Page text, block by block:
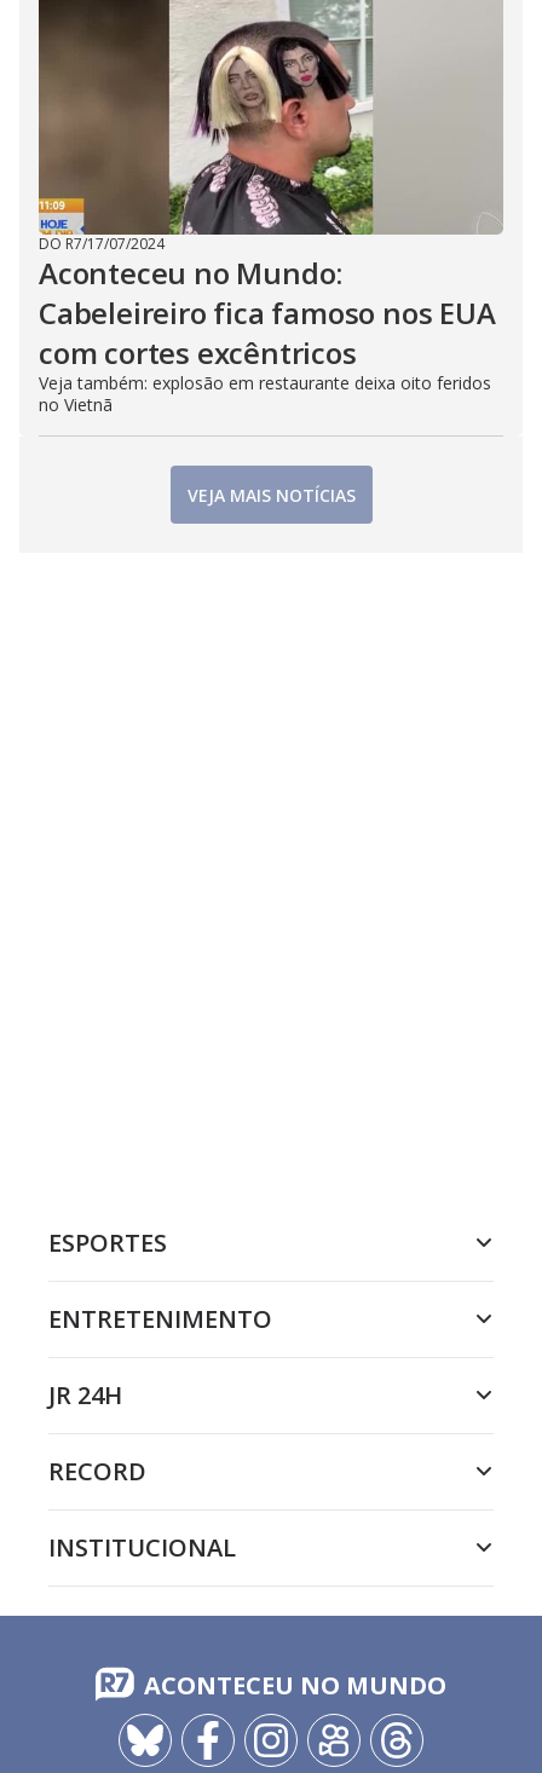
DO R7/17/07/2024
Aconteceu no Mundo:
Cabeleireiro fica famoso nos EUA
com cortes excêntricos
Veja também: explosão em restaurante deixa oito feridos
no Vietnã
VEJA MAIS NOTÍCIAS
ESPORTES
ENTRETENIMENTO
JR 24H
RECORD
INSTITUCIONAL
ACONTECEU NO MUNDO